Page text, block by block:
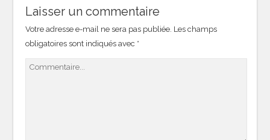
Laisser un commentaire
Votre adresse e-mail ne sera pas publiée. Les champs
obligatoires sont indiqués avec *